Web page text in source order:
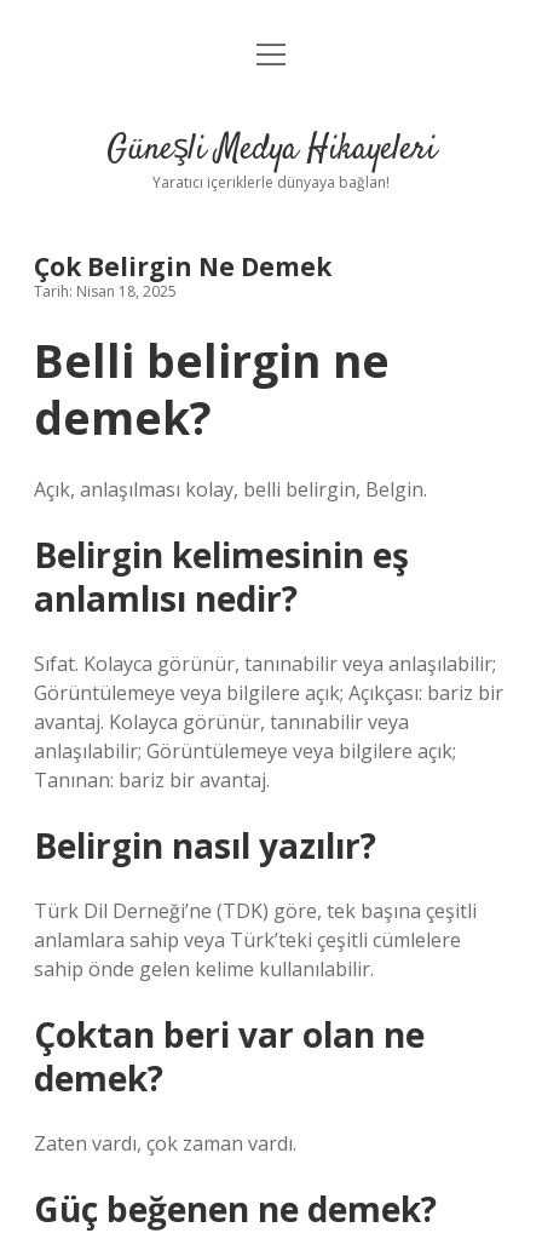
Anasayfa
Yasal Uyarı
menüyü
Güneşli Medya Hikayeleri
Yaratıcı içeriklerle dünyaya bağlan!
Çok Belirgin Ne Demek
Tarih: Nisan 18, 2025
Belli belirgin ne
demek?
Açık, anlaşılması kolay, belli belirgin, Belgin.
Belirgin kelimesinin eş
anlamlısı nedir?
Sıfat. Kolayca görünür, tanınabilir veya anlaşılabilir;
Görüntülemeye veya bilgilere açık; Açıkçası: bariz bir
avantaj. Kolayca görünür, tanınabilir veya
anlaşılabilir; Görüntülemeye veya bilgilere açık;
Tanınan: bariz bir avantaj.
Belirgin nasıl yazılır?
Türk Dil Derneği’ne (TDK) göre, tek başına çeşitli
anlamlara sahip veya Türk’teki çeşitli cümlelere
sahip önde gelen kelime kullanılabilir.
Çoktan beri var olan ne
demek?
Zaten vardı, çok zaman vardı.
Güç beğenen ne demek?